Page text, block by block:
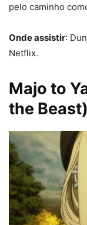
pelo caminho
Onde assistir:
Netflix.
Majo to
the Beast)